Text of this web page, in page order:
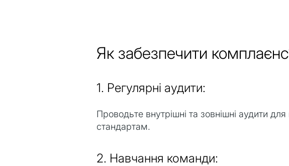
Як забезпечити
1. Регулярні аудити:
Проводьте внутрішні та зовнішні аудити
стандартам.
2. Навчання команди: